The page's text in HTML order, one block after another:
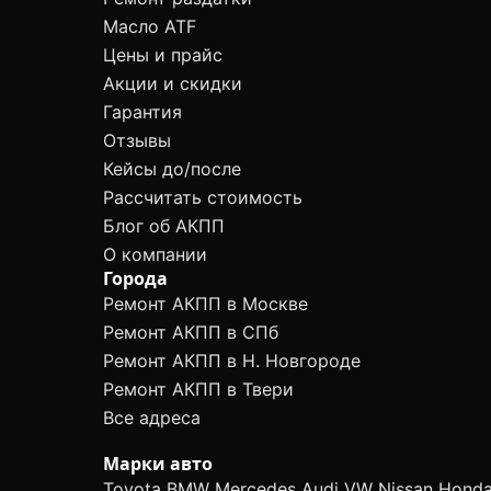
Масло ATF
Цены и прайс
Акции и скидки
Гарантия
Отзывы
Кейсы до/после
Рассчитать стоимость
Блог об АКПП
О компании
Города
Ремонт АКПП в Москве
Ремонт АКПП в СПб
Ремонт АКПП в Н. Новгороде
Ремонт АКПП в Твери
Все адреса
Марки авто